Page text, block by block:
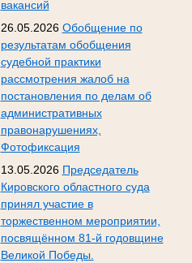
вакансий
26.05.2026 Обобщение по
результатам обобщения
судебной практики
рассмотрения жалоб на
постановления по делам об
административных
правонарушениях,
Фотофиксация
13.05.2026 Председатель
Кировского областного суда
принял участие в
торжественном мероприятии,
посвящённом 81-й годовщине
Великой Победы.